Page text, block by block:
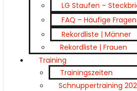
LG Staufen –
FAQ – Häufige Fragen
Rekordliste | Männer
Rekordliste | Frauen
Training
Trainingszeiten
Schnuppertraining